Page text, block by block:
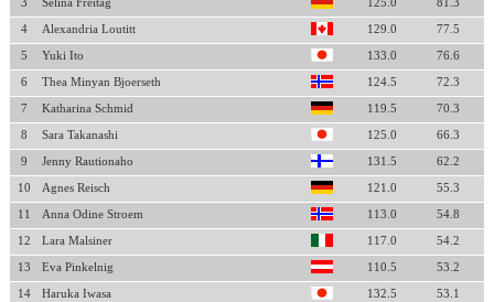
3 Selina Freitag 125.0 81.3
4 Alexandria Loutitt 129.0 77.5
5 Yuki Ito 133.0 76.6
6 Thea Minyan Bjoerseth 124.5 72.3
7 Katharina Schmid 119.5 70.3
8 Sara Takanashi 125.0 66.3
9 Jenny Rautionaho 131.5 62.2
10 Agnes Reisch 121.0 55.3
11 Anna Odine Stroem 113.0 54.8
12 Lara Malsiner 117.0 54.2
13 Eva Pinkelnig 110.5 53.2
14 Haruka Iwasa 132.5 53.1